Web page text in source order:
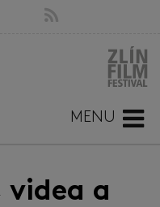
MENU
videa a